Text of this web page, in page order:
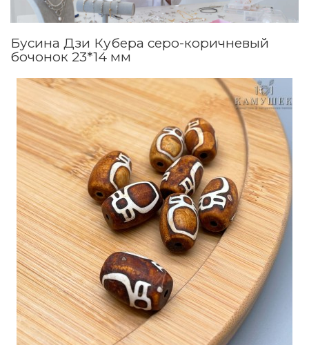
Бусина Дзи Кубера серо-коричневый
бочонок 23*14 мм